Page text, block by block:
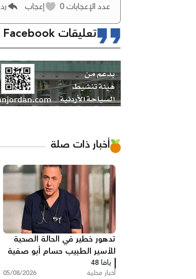
عدد الإعجابات إعجاب رد
تعليقات Facebook
أخبار ذات صلة
تدهور خطير في الحالة الصحية
للأسير الطبيب حسام أبو صفية
يافا 48
أخبار محلية 05/08/2026